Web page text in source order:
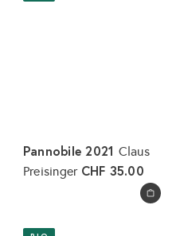
In den Warenkorb legen
Pannobile 2021 Claus
Preisinger CHF 35.00